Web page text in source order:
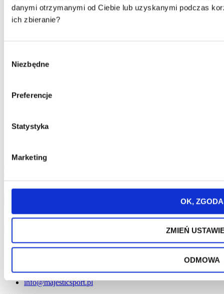
danymi otrzymanymi od Ciebie lub uzyskanymi podczas
ich zbieranie?
zgody
Niezbędne
Preferencje
Statystyka
Marketing
OK, ZGODA
ZMIEŃ
ODMOWA
Poradniki
Gry i aktywności na plaży - w co grać nad
wodą całą rodziną
Newsletter
sklepie - podaj swój e-mail. Twoje dane będziemy przetwarzać
zgodnie z nasząPolityką prywatności.
internetowego.
728604604
info@majesticsport.pl